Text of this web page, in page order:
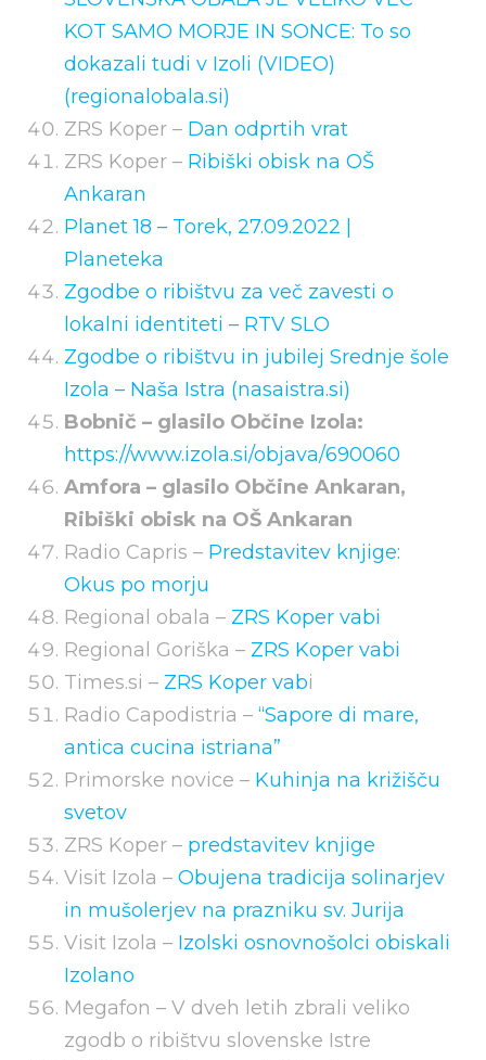
KOT SAMO MORJE IN SONCE: To so
dokazali tudi v Izoli (VIDEO)
(regionalobala.si)
ZRS Koper – Dan odprtih vrat
ZRS Koper – Ribiški obisk na OŠ
Ankaran
Planet 18 – Torek, 27.09.2022 |
Planeteka
Zgodbe o ribištvu za več zavesti o
lokalni identiteti – RTV SLO
Zgodbe o ribištvu in jubilej Srednje šole
Izola – Naša Istra (nasaistra.si)
Bobnič – glasilo Občine Izola:
https://www.izola.si/objava/690060
Amfora – glasilo Občine Ankaran,
Ribiški obisk na OŠ Ankaran
Radio Capris – Predstavitev knjige:
Okus po morju
Regional obala – ZRS Koper vabi
Regional Goriška – ZRS Koper vabi
Times.si – ZRS Koper vabi
Radio Capodistria – “Sapore di mare,
antica cucina istriana”
Primorske novice – Kuhinja na križišču
svetov
ZRS Koper – predstavitev knjige
Visit Izola – Obujena tradicija solinarjev
in mušolerjev na prazniku sv. Jurija
Visit Izola – Izolski osnovnošolci obiskali
Izolano
Megafon – V dveh letih zbrali veliko
zgodb o ribištvu slovenske Istre